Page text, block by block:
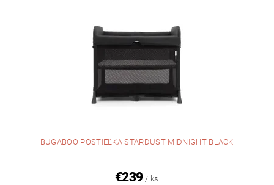
BUGABOO POSTIEĽKA STARDUST MIDNIGHT BLACK
€239 / ks